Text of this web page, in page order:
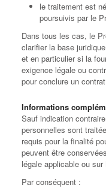
le traitement est
poursuivis par le
Dans tous les cas, le
clarifier la base
et en particulier si la
exigence légale ou
pour conclure un
Informations
Sauf indication
personnelles sont
requis pour la finalité
peuvent être
légale applicable ou
Par conséquent :